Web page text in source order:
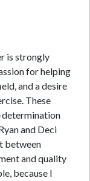
is strongly
for helping
and a desire
These
and Deci
between
and quality
because I